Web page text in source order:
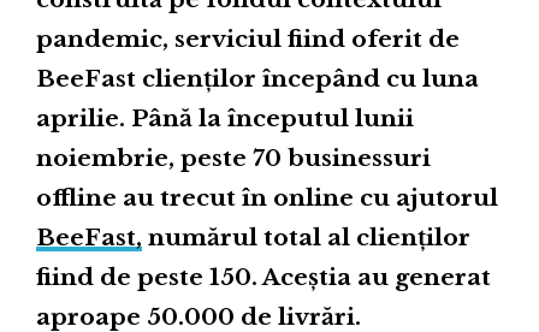
pandemic, serviciul fiind oferit de
BeeFast clienților începând cu luna
aprilie. Până la începutul lunii
noiembrie, peste 70 businessuri
offline au trecut în online cu ajutorul
BeeFast, numărul total al clienților
fiind de peste 150. Aceștia au generat
aproape 50.000 de livrări.